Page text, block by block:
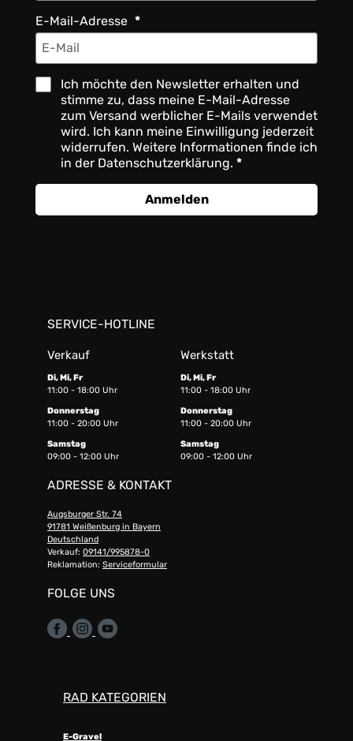
E-Mail-Adresse
Ich möchte den Newsletter erhalten und
stimme zu, dass meine E-Mail-Adresse
zum Versand werblicher E-Mails verwendet
wird. Ich kann meine Einwilligung jederzeit
widerrufen. Weitere Informationen finde ich
in der Datenschutzerklärung.
Anmelden
SERVICE-HOTLINE
Verkauf Werkstatt
Di, Mi, Fr
11:00 - 18:00 Uhr
Di, Mi, Fr
11:00 - 18:00 Uhr
Donnerstag
11:00 - 20:00 Uhr
Donnerstag
11:00 - 20:00 Uhr
Samstag
09:00 - 12:00 Uhr
Samstag
09:00 - 12:00 Uhr
ADRESSE & KONTAKT
Augsburger Str. 74
91781 Weißenburg in Bayern
Deutschland
Verkauf: 09141/995878-0
Reklamation: Serviceformular
FOLGE UNS
RAD KATEGORIEN
E-Gravel